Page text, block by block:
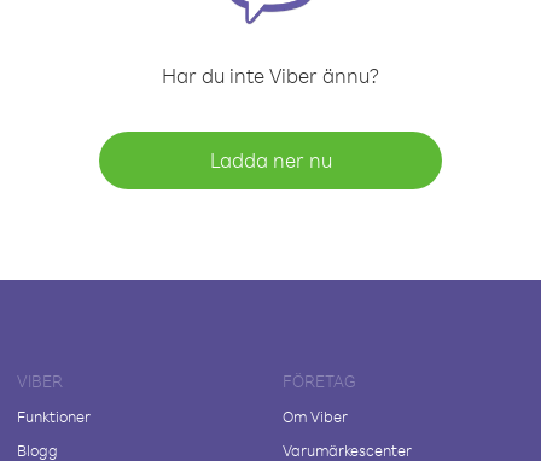
Har du inte Viber ännu?
Ladda ner nu
VIBER
Funktioner
Blogg
FÖRETAG
Om Viber
Varumärkescenter